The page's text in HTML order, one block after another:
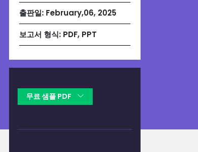
출판일: February,06, 2025
보고서 형식: PDF, PPT
무료 샘플 PDF